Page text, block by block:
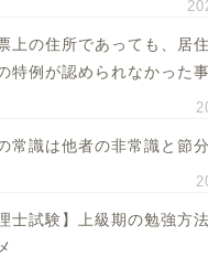
上の住所であっても、居
特例が認められなかった
常識は他者の非常識と節分
士試験】上級期の勉強方